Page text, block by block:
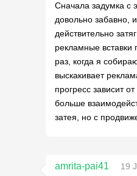
Сначала задумка с
довольно забавно,
действительно
рекламные вставки
раз, когда я
выскакивает
прогресс зависит
больше
затея, но с
amrita-pai41
19